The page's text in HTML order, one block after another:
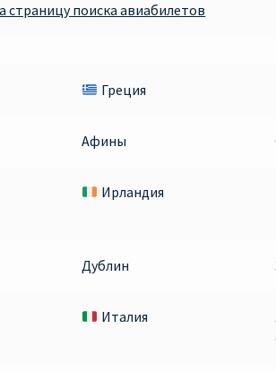
поиска авиабилетов
Греция
Афины
Ирландия
Дублин
Италия